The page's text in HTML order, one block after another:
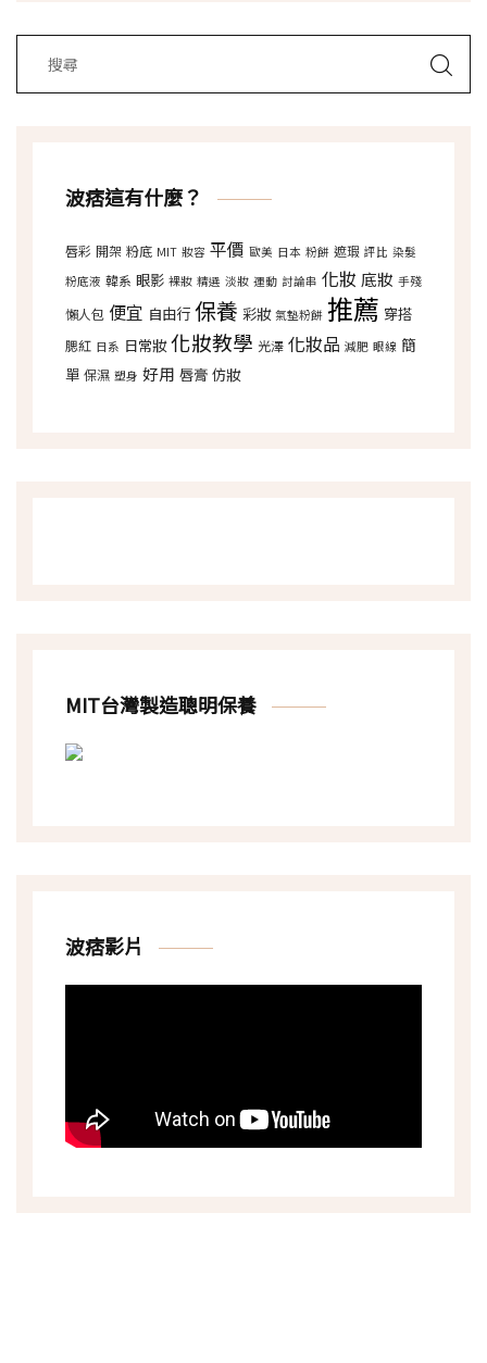
波痞這有什麼？
唇彩 開架 粉底 MIT 妝容 平價 歐美 日本 粉餅 遮瑕 評比 染髮
粉底液 韓系 眼影 裸妝 精選 淡妝 運動 討論串 化妝 底妝 手殘
懶人包 便宜 自由行 保養 彩妝 氣墊粉餅 推薦 穿搭
腮紅 日系 日常妝 化妝教學 光澤 化妝品 減肥 眼線 簡
單 保濕 塑身 好用 唇膏 仿妝
MIT台灣製造聰明保養
波痞影片